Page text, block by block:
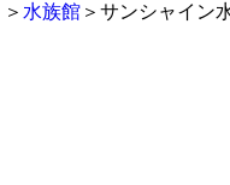
＞ 水族館 ＞サンシャイン